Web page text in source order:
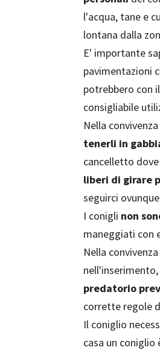
l'acqua, tane e
lontana dalla
E' importante
pavimentazioni
potrebbero con
consigliabile
Nella
tenerli in
cancelletto
liberi di girare
seguirci
I conigli non
maneggiati con
Nella
predatorio
corrette regole
Il coniglio
casa un coniglio